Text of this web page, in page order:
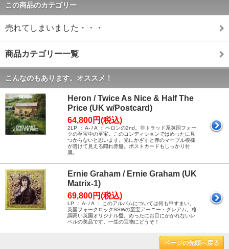
この商品のカテゴリー
売れてしまいました・・・
商品カテゴリー一覧
こんなのもあります。オススメ！
Heron / Twice As Nice & Half The
Price (UK w/Postcard)
64,800円(税込)
2LP ： A- / A ： ヘロンの2nd。非トラッド系英国フォー
クの至宝中の至宝。このコンディションではめったに見
つからないと思います。光にかざすと赤のマーブル模様
が透けて見える隠れ赤盤。ポストカードもしっかり付
属。
Ernie Graham / Ernie Graham (UK
Matrix-1)
69,800円(税込)
LP ： A- / A ： このアルバムについては何も申すまい。
英国フォークロックSSWの至宝アーニー・グレアム。格
調高い英国オリジナル盤。めったにお目にかかれないレ
ベルの美品です。一生の宝物にどうぞ！
ページの先頭へ戻る